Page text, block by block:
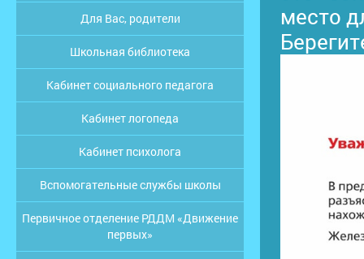
Для Вас, родители
Школьная библиотека
Кабинет социального педагога
Кабинет логопеда
Кабинет психолога
Вспомогательные службы школы
Первичное отделение РДДМ «Движение
первых»
место